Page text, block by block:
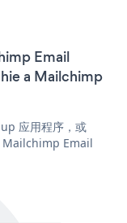
Email
a Mailchimp
应用程序，或
Email